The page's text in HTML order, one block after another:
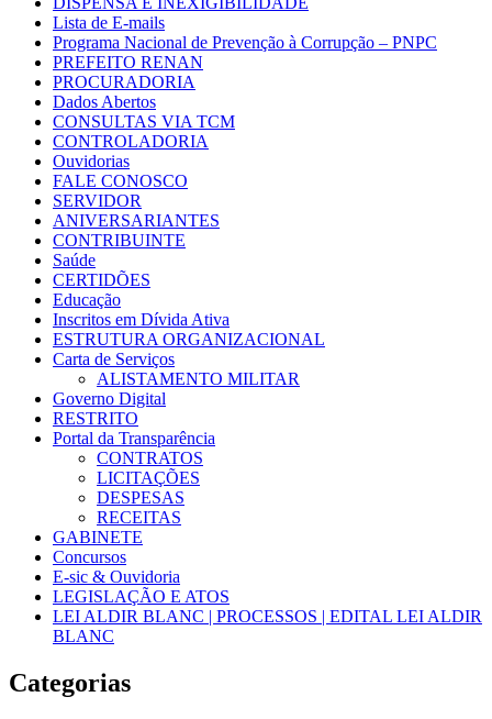
Lista de E-mails
Programa Nacional de Prevenção à Corrupção – PNPC
PREFEITO RENAN
PROCURADORIA
Dados Abertos
CONSULTAS VIA TCM
CONTROLADORIA
Ouvidorias
FALE CONOSCO
SERVIDOR
ANIVERSARIANTES
CONTRIBUINTE
Saúde
CERTIDÕES
Educação
Inscritos em Dívida Ativa
ESTRUTURA ORGANIZACIONAL
Carta de Serviços
ALISTAMENTO MILITAR
Governo Digital
RESTRITO
Portal da Transparência
CONTRATOS
LICITAÇÕES
DESPESAS
RECEITAS
GABINETE
Concursos
E-sic & Ouvidoria
LEGISLAÇÃO E ATOS
LEI ALDIR BLANC | PROCESSOS | EDITAL LEI ALDIR
BLANC
Categorias